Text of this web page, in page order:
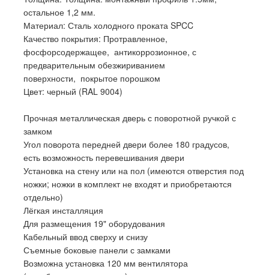
остальное 1,2 мм.
Материал: Сталь холодного проката SPCC
Качество покрытия: Протравленное,
фосфорсодержащее, антикоррозионное, с
предварительным обезжириванием
поверхности, покрытое порошком
Цвет: черный (RAL 9004)
Прочная металлическая дверь с поворотной ручкой с
замком
Угол поворота передней двери более 180 градусов,
есть возможность перевешивания двери
Установка на стену или на пол (имеются отверстия под
ножки; ножки в комплект не входят и приобретаются
отдельно)
Лёгкая инсталляция
Для размещения 19" оборудования
Кабельный ввод сверху и снизу
Съемные боковые панели с замками
Возможна установка 120 мм вентилятора